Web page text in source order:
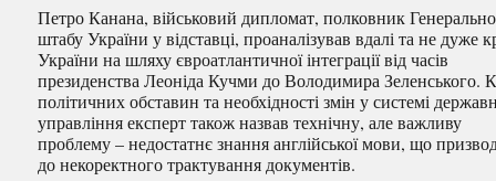
Петро Канана, військовий дипломат, полковник
штабу України у відставці, проаналізував вдалі та не дуже
України на шляху євроатлантичної інтеграції від часів
президенства Леоніда Кучми до Володимира Зеленського.
політичних обставин та необхідності змін у системі
управління експерт також назвав технічну, але важливу
проблему – недостатнє знання англійської мови, що
до некоректного трактування документів.